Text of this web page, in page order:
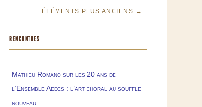
ÉLÉMENTS PLUS ANCIENS →
RENCONTRES
Mathieu Romano sur les 20 ans de
l’Ensemble Aedes : l’art choral au souffle
nouveau